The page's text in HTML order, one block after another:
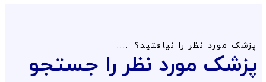
پزشک مورد نظر را نیافتید؟
پزشک مورد نظر را جستجو